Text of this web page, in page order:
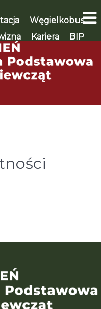
Węgielkobus
Kariera BIP
WSPIERAM 🡪